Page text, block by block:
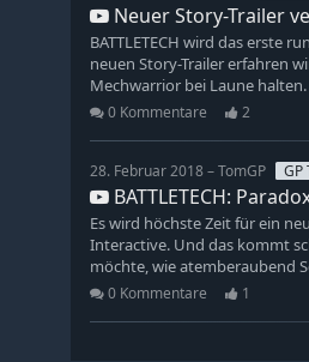
Neuer Story-Trailer
BATTLETECH wird das erste
neuen Story-Trailer erfahren
Mechwarrior bei Laune
0 Kommentare 2
28. Februar 2018 – TomGP GP
BATTLETECH:
Es wird höchste Zeit für ein
Interactive. Und das kommt
möchte, wie atemberaubend
0 Kommentare 1